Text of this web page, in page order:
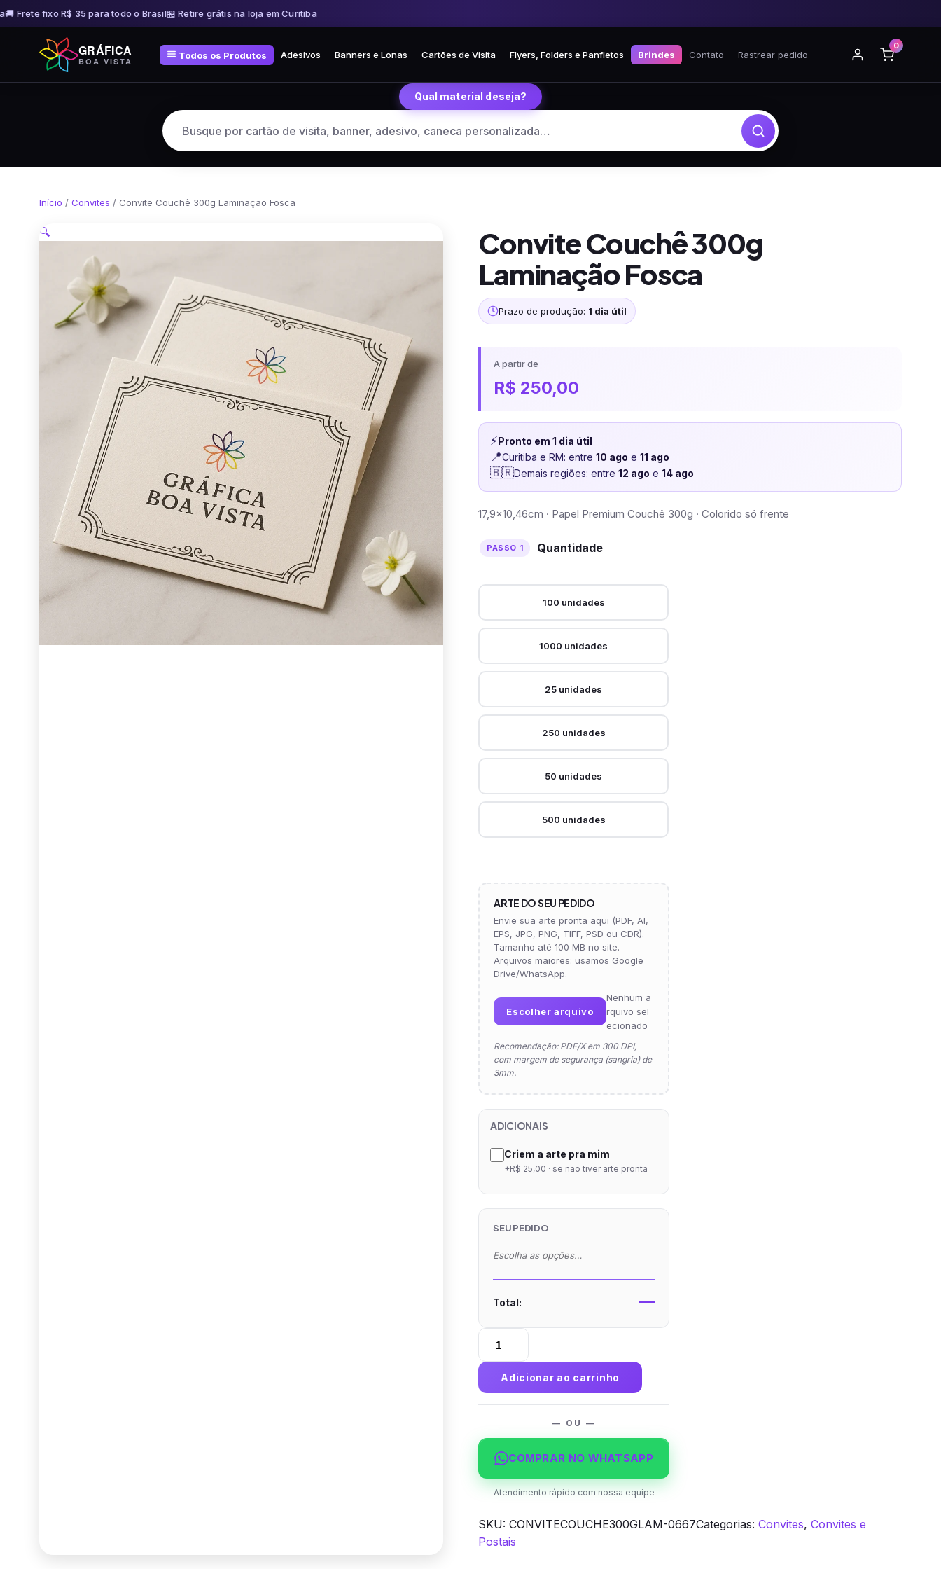
Frete fixo R$ 35 para todo o Brasil🏪 Retire grátis na loja em Curitiba🚚 Frete fixo R$ 35 para todo o Brasil
conteúdo
GRÁFICA
BOA VISTA
Todos os Produtos Adesivos Banners e Lonas Cartões de Visita Flyers, Folders e Panfletos Brindes Contato Rastrear pedido
0
Qual material deseja?
Início / Convites / Convite Couchê 300g Laminação Fosca
🔍
Convite Couchê 300g
Laminação Fosca
Prazo de produção: 1 dia útil
A partir de
R$ 250,00
⚡Pronto em 1 dia útil
📍Curitiba e RM: entre10 ago e11 ago
🇧🇷Demais regiões: entre12 ago e14 ago
17,9×10,46cm · Papel Premium Couchê 300g · Colorido só frente
Quantidade
100 unidades
1000 unidades
25 unidades
250 unidades
50 unidades
500 unidades
ARTE DO SEU PEDIDO
Envie sua arte pronta aqui (PDF, AI,
EPS, JPG, PNG, TIFF, PSD ou CDR).
Tamanho até 100 MB no site.
Arquivos maiores: usamos Google
Drive/WhatsApp.
Escolher arquivo
Nenhum a
rquivo sel
ecionado
Recomendação: PDF/X em 300 DPI,
com margem de segurança (sangria) de
3mm.
ADICIONAIS
Criem a arte pra mim
+R$ 25,00 · se não tiver arte pronta
SEU PEDIDO
Escolha as opções…
Total: —
Convite
Couchê
300g
Laminação
Fosca
Adicionar ao carrinho
— OU —
COMPRAR NO WHATSAPP
Atendimento rápido com nossa equipe
SKU:CONVITECOUCHE300GLAM-0667Categorias:Convites,Convites e
Postais